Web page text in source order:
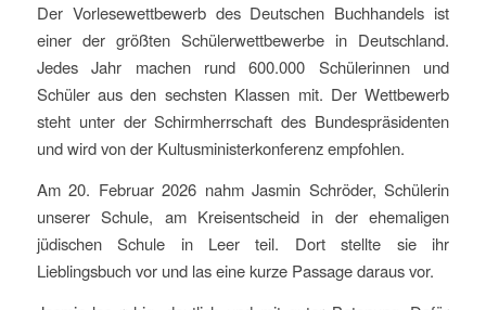
Der Vorlesewettbewerb des Deutschen Buchhandels ist
einer der größten Schülerwettbewerbe in Deutschland.
Jedes Jahr machen rund 600.000 Schülerinnen und
Schüler aus den sechsten Klassen mit. Der Wettbewerb
steht unter der Schirmherrschaft des Bundespräsidenten
und wird von der Kultusministerkonferenz empfohlen.
Am 20. Februar 2026 nahm Jasmin Schröder, Schülerin
unserer Schule, am Kreisentscheid in der ehemaligen
jüdischen Schule in Leer teil. Dort stellte sie ihr
Lieblingsbuch vor und las eine kurze Passage daraus vor.